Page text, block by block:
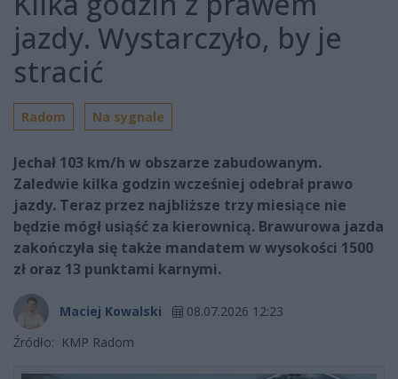
jazdy. Wystarczyło, by je
stracić
Radom Na sygnale
Jechał 103 km/h w obszarze zabudowanym.
Zaledwie kilka godzin wcześniej odebrał prawo
jazdy. Teraz przez najbliższe trzy miesiące nie
będzie mógł usiąść za kierownicą. Brawurowa jazda
zakończyła się także mandatem w wysokości 1500
zł oraz 13 punktami karnymi.
Maciej Kowalski
08.07.2026 12:23
Źródło: KMP Radom